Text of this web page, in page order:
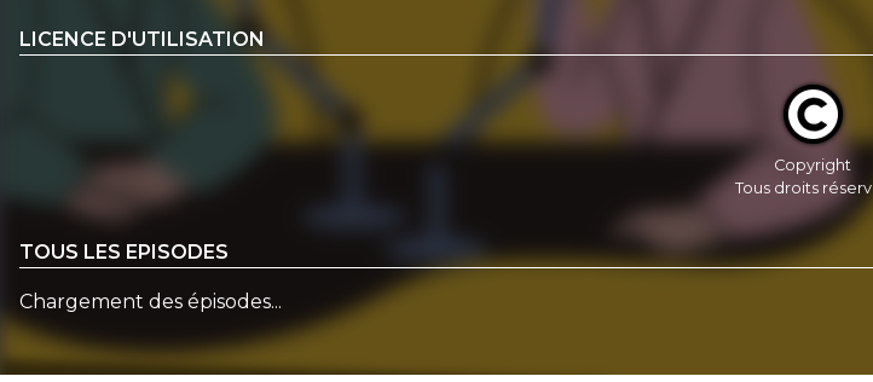
LICENCE D'UTILISATION
Copyright
Tous droits
TOUS LES EPISODES
Chargement des épisodes...